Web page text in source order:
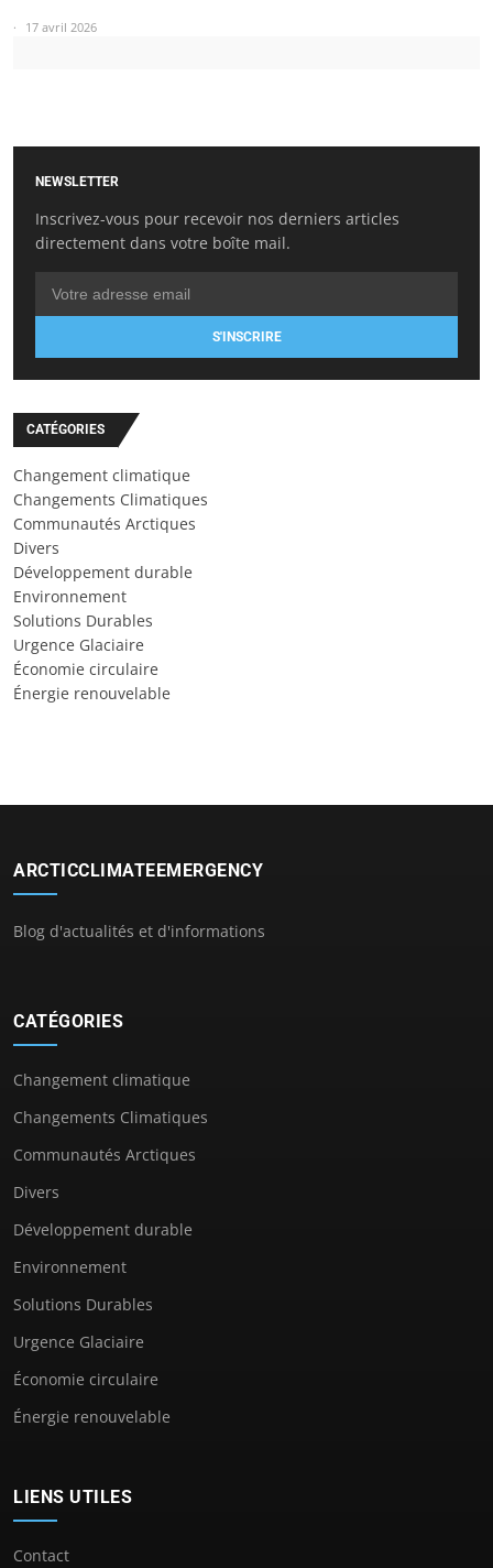
17 avril 2026
NEWSLETTER
Inscrivez-vous pour recevoir nos derniers articles
directement dans votre boîte mail.
S'INSCRIRE
CATÉGORIES
Changement climatique
Changements Climatiques
Communautés Arctiques
Divers
Développement durable
Environnement
Solutions Durables
Urgence Glaciaire
Économie circulaire
Énergie renouvelable
ARCTICCLIMATEEMERGENCY
Blog d'actualités et d'informations
CATÉGORIES
Changement climatique
Changements Climatiques
Communautés Arctiques
Divers
Développement durable
Environnement
Solutions Durables
Urgence Glaciaire
Économie circulaire
Énergie renouvelable
LIENS UTILES
Contact